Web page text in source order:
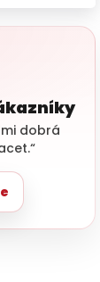
dobrá